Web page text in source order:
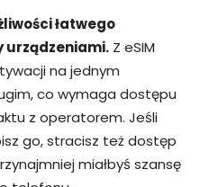
łatwego
urządzeniami. Z eSIM
na jednym
co wymaga dostępu
z operatorem. Jeśli
go, stracisz też dostęp
miałbyś szansę